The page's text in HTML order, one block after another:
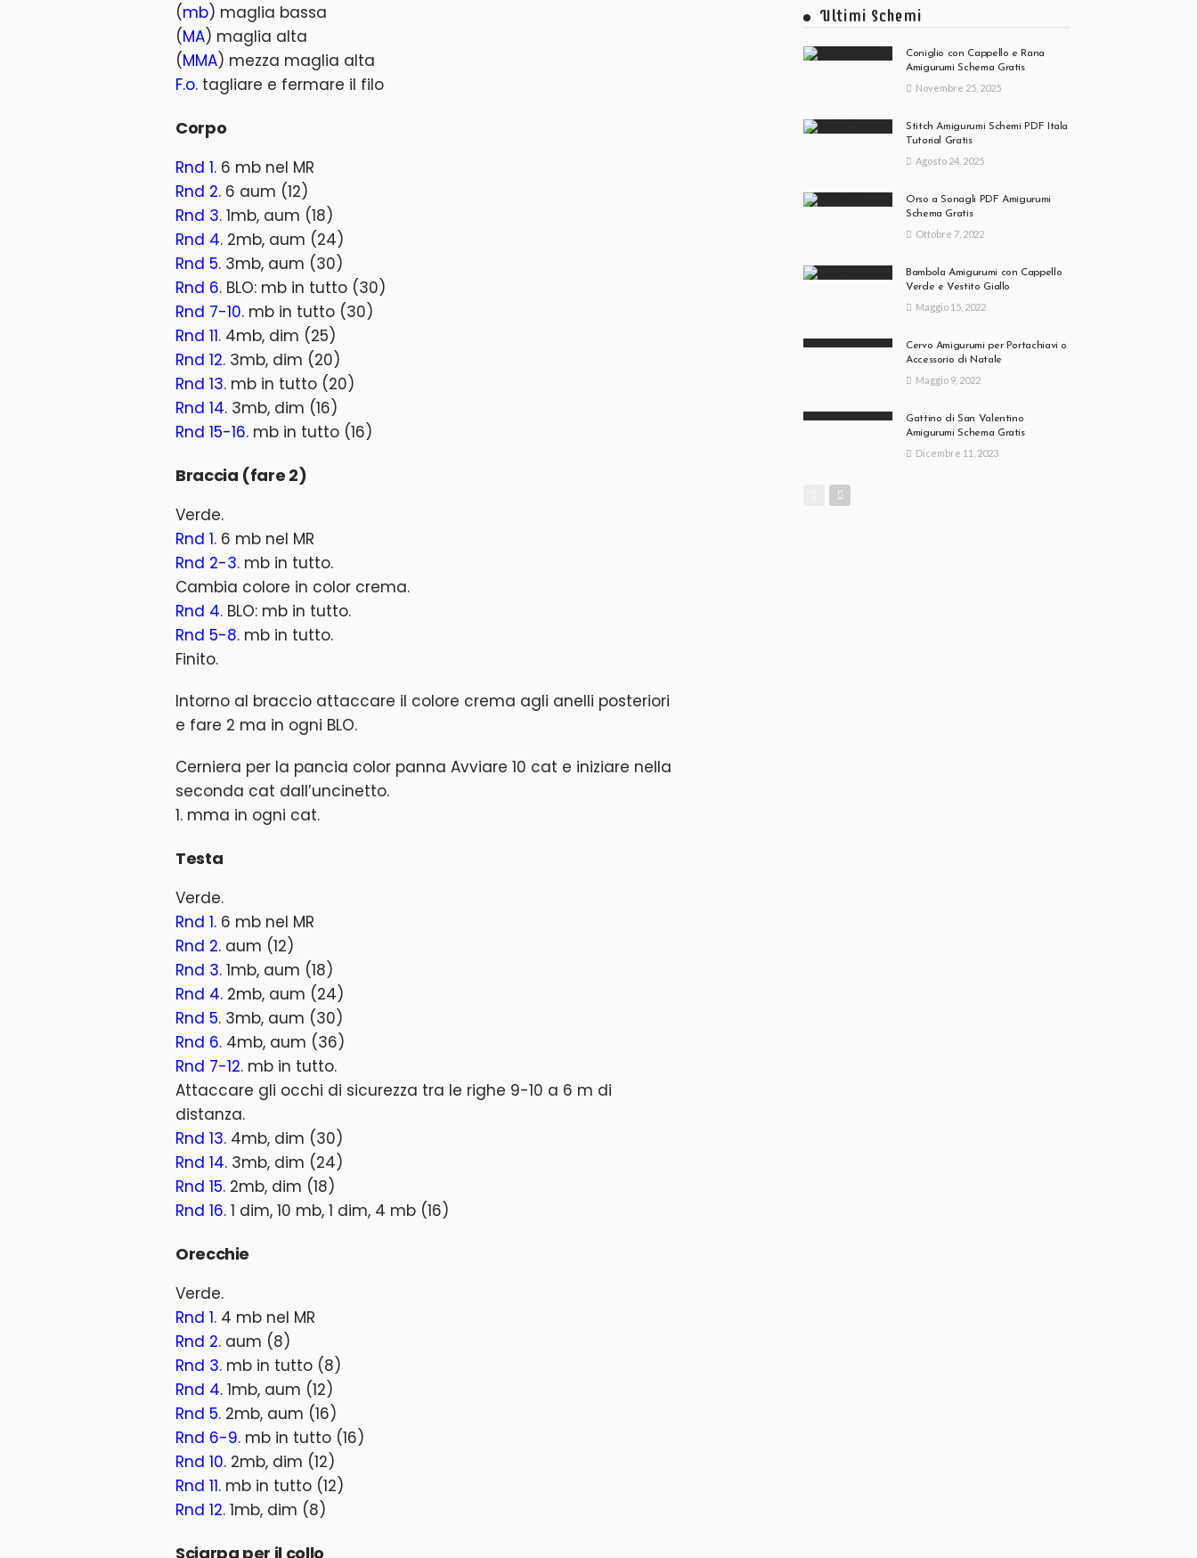
(mb) maglia bassa
(MA) maglia alta
(MMA) mezza maglia alta
F.o. tagliare e fermare il filo
Corpo
Rnd 1. 6 mb nel MR
Rnd 2. 6 aum (12)
Rnd 3. 1mb, aum (18)
Rnd 4. 2mb, aum (24)
Rnd 5. 3mb, aum (30)
Rnd 6. BLO: mb in tutto (30)
Rnd 7-10. mb in tutto (30)
Rnd 11. 4mb, dim (25)
Rnd 12. 3mb, dim (20)
Rnd 13. mb in tutto (20)
Rnd 14. 3mb, dim (16)
Rnd 15-16. mb in tutto (16)
Braccia (fare 2)
Verde.
Rnd 1. 6 mb nel MR
Rnd 2-3. mb in tutto.
Cambia colore in color crema.
Rnd 4. BLO: mb in tutto.
Rnd 5-8. mb in tutto.
Finito.
Intorno al braccio attaccare il colore crema agli anelli posteriori
e fare 2 ma in ogni BLO.
Cerniera per la pancia color panna Avviare 10 cat e iniziare nella
seconda cat dall’uncinetto.
1. mma in ogni cat.
Testa
Verde.
Rnd 1. 6 mb nel MR
Rnd 2. aum (12)
Rnd 3. 1mb, aum (18)
Rnd 4. 2mb, aum (24)
Rnd 5. 3mb, aum (30)
Rnd 6. 4mb, aum (36)
Rnd 7-12. mb in tutto.
Attaccare gli occhi di sicurezza tra le righe 9-10 a 6 m di
distanza.
Rnd 13. 4mb, dim (30)
Rnd 14. 3mb, dim (24)
Rnd 15. 2mb, dim (18)
Rnd 16. 1 dim, 10 mb, 1 dim, 4 mb (16)
Orecchie
Verde.
Rnd 1. 4 mb nel MR
Rnd 2. aum (8)
Rnd 3. mb in tutto (8)
Rnd 4. 1mb, aum (12)
Rnd 5. 2mb, aum (16)
Rnd 6-9. mb in tutto (16)
Rnd 10. 2mb, dim (12)
Rnd 11. mb in tutto (12)
Rnd 12. 1mb, dim (8)
Sciarpa per il collo
Ultimi Schemi
Coniglio con Cappello e Rana
Amigurumi Schema Gratis
Novembre 25, 2025
Stitch Amigurumi Schemi PDF Itala
Tutorial Gratis
Agosto 24, 2025
Orso a Sonagli PDF Amigurumi
Schema Gratis
Ottobre 7, 2022
Bambola Amigurumi con Cappello
Verde e Vestito Giallo
Maggio 15, 2022
Cervo Amigurumi per Portachiavi o
Accessorio di Natale
Maggio 9, 2022
Gattino di San Valentino
Amigurumi Schema Gratis
Dicembre 11, 2023